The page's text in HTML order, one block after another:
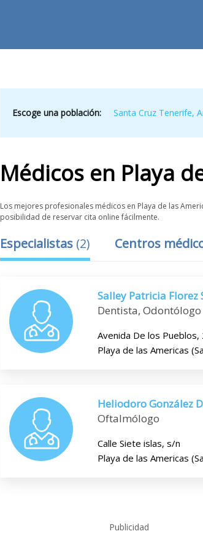
Escoge una población: Santa Cruz Tenerife,
Médicos en Playa
Los mejores profesionales médicos en Playa de las
posibilidad de reservar cita online fácilmente.
Especialistas (2) Centros
Salley Patricia Florez
Dentista, Odontólogo
Avenida De los Pueblos,
Playa de las Americas
Heliodoro González
Oftalmólogo
Calle Siete islas, s/n
Playa de las Americas
Publicidad